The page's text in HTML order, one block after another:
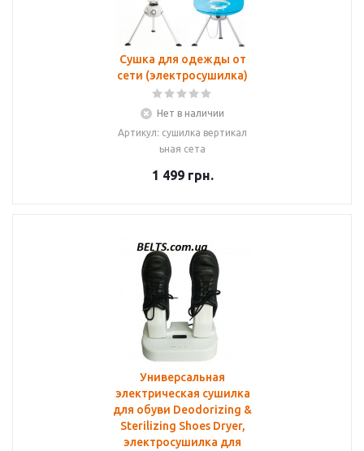
Сушка для одежды от
сети (электросушилка)
Нет в наличии
Артикул: сушилка вертикал
ьная сета
1 499грн.
Универсальная
электрическая сушилка
для обуви Deodorizing &
Sterilizing Shoes Dryer,
электросушилка для